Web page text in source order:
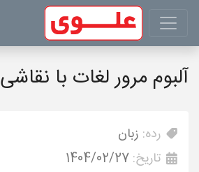
آلبوم مرور لغات با نقاشی
رده: زبان
تاریخ: 1404/02/27